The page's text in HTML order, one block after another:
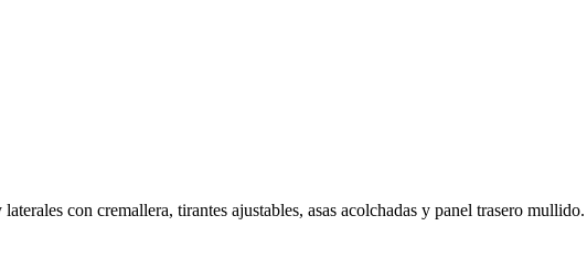
con cremallera, tirantes ajustables, asas acolchadas y panel trasero